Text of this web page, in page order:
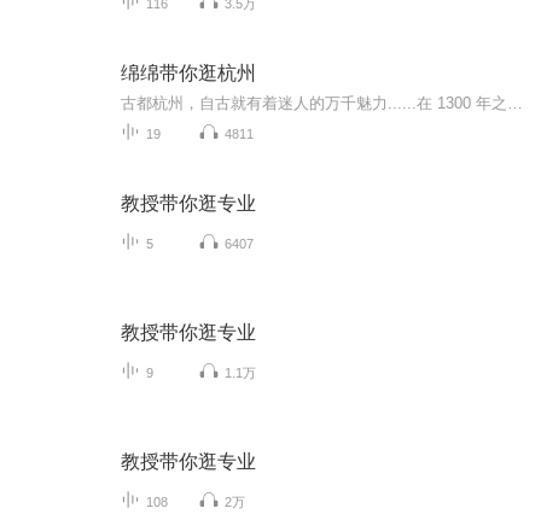
116 3.5万
绵绵带你逛杭州
19 4811
教授带你逛专业
5 6407
教授带你逛专业
9 1.1万
教授带你逛专业
108 2万